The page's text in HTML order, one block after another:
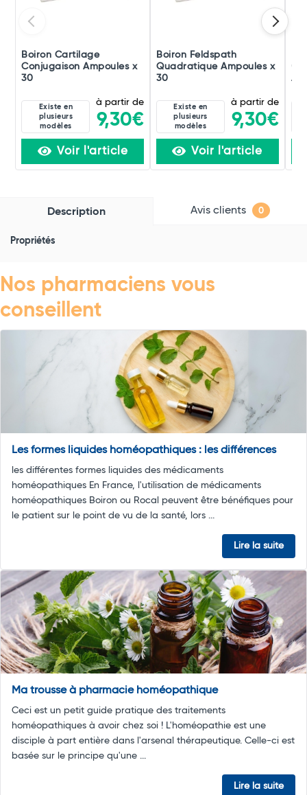
Boiron Cartilage
Conjugaison Ampoules x
30
Existe en
plusieurs
modèles
à partir de
9,30€
Voir l'article
Boiron Feldspath
Quadratique Ampoules x
30
Existe en
plusieurs
modèles
à partir de
9,30€
Voir l'article
Description Avis clients 0
Propriétés
Nos pharmaciens vous
conseillent
Les formes liquides homéopathiques : les différences
les différentes formes liquides des médicaments
homéopathiques En France, l'utilisation de médicaments
homéopathiques Boiron ou Rocal peuvent être bénéfiques pour
le patient sur le point de vu de la santé, lors ...
Lire la suite
Ma trousse à pharmacie homéopathique
Ceci est un petit guide pratique des traitements
homéopathiques à avoir chez soi ! L'homéopathie est une
disciple à part entière dans l'arsenal thérapeutique. Celle-ci est
basée sur le principe qu'une ...
Lire la suite